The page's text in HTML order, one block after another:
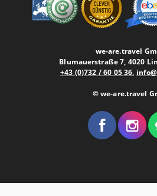
we-are.travel
Blumauerstraße 7, 4020
+43 (0)732 / 60 05 36,
© we-are.travel